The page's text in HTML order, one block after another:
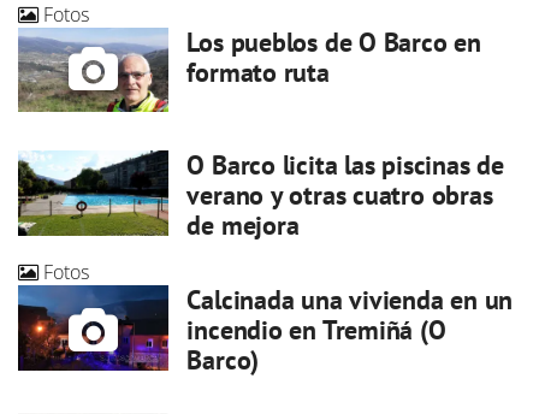
Fotos
Los pueblos de O Barco en
formato ruta
O Barco licita las piscinas de
verano y otras cuatro obras
de mejora
Fotos
Calcinada una vivienda en un
incendio en Tremiñá (O
Barco)